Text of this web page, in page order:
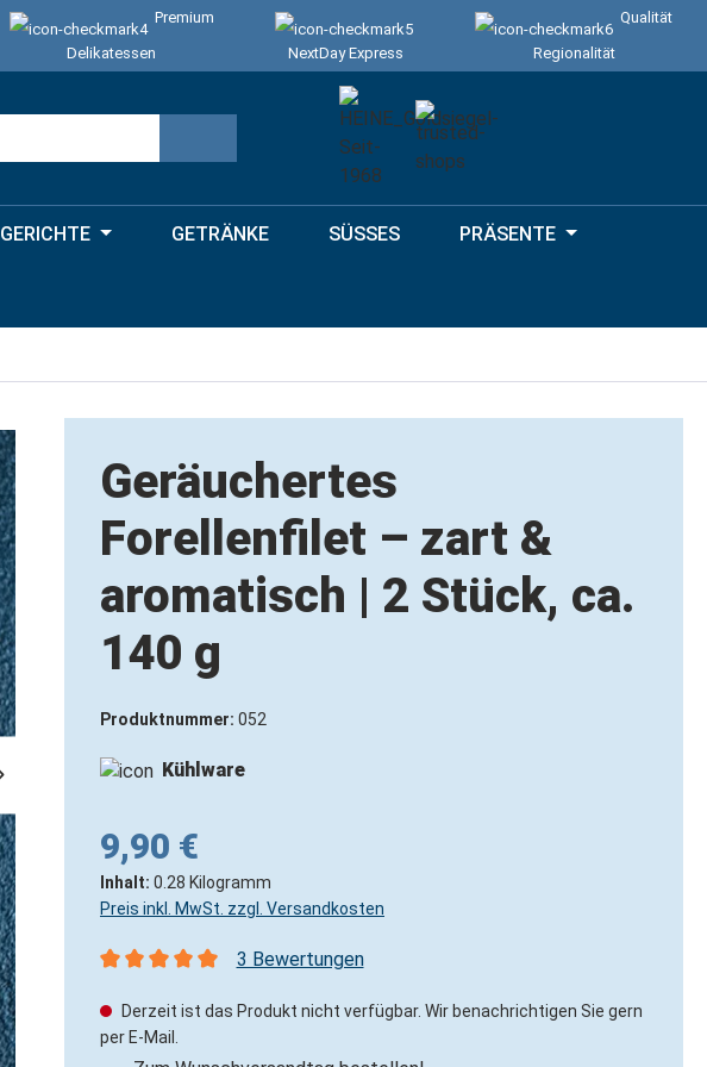
Premium
Delikatessen
NextDay Express
Qualität
Regionalität
GERICHTE GETRÄNKE SÜSSES PRÄSENTE
Geräuchertes
Forellenfilet – zart &
aromatisch | 2 Stück, ca.
140 g
Produktnummer: 052
Kühlware
9,90 €
Inhalt: 0.28 Kilogramm
Preis inkl. MwSt. zzgl. Versandkosten
3 Bewertungen
Derzeit ist das Produkt nicht verfügbar. Wir benachrichtigen Sie gern
per E-Mail.